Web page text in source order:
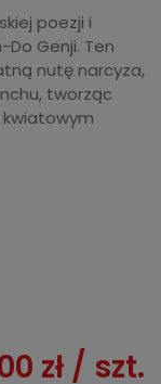
poezji i
Do Genji. Ten
nutę narcyza,
tworząc
zł / szt.